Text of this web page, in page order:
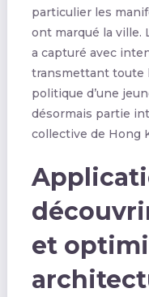
particulier les
ont marqué la ville.
a capturé avec
transmettant toute
politique d’une
désormais partie
collective de Hong
et